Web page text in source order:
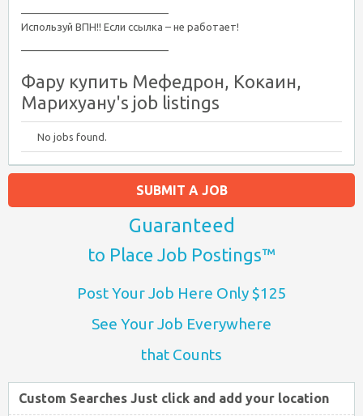
Используй ВПН!! Если ссылка – не работает!
Фару купить Мефедрон, Кокаин,
Марихуану's job listings
No jobs found.
SUBMIT A JOB
Guaranteed
to Place Job Postings™
Post Your Job Here Only $125
See Your Job Everywhere
that Counts
Custom Searches Just click and add your location